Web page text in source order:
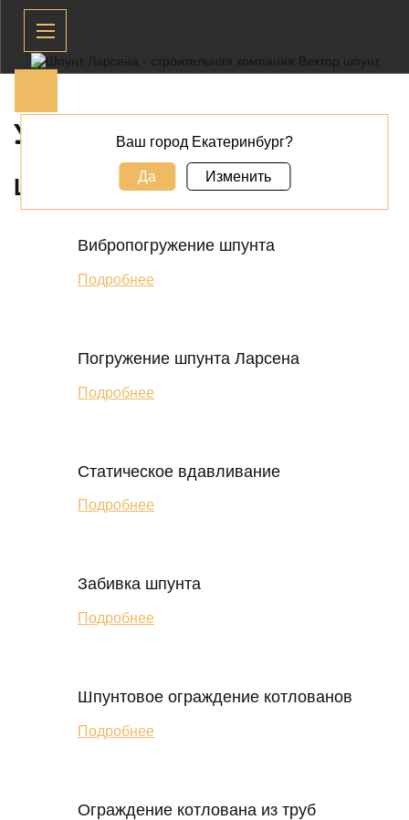
УСЛУГИ И РАБОТЫ
ШПУНТОВЫЕ РАБОТЫ
Вибропогружение шпунта
Подробнее
Погружение шпунта Ларсена
Подробнее
Статическое вдавливание
Подробнее
Забивка шпунта
Подробнее
Шпунтовое ограждение котлованов
Подробнее
Ограждение котлована из труб
Ваш город Екатеринбург?
Да Изменить